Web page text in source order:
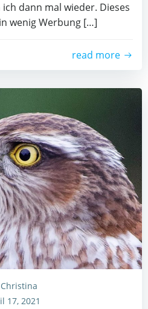
dann mal wieder. Dieses
wenig Werbung […]
read more
Christina
17, 2021